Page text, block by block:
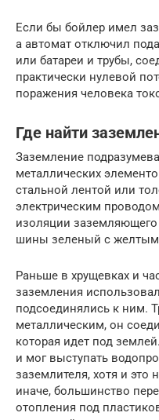
Если бы бойлер имел
а автомат отключил
или батареи и трубы,
практически нулевой
поражения человека
Где найти
Заземление
металлических
стальной лентой или
электрическим
изоляции
шины зеленый с
Раньше в хрущевках и
заземления
подсоединялись к ним.
металлическим, он
которая идет под
и мог выступать
заземлителя, хотя и это
иначе, большинство
отопления под